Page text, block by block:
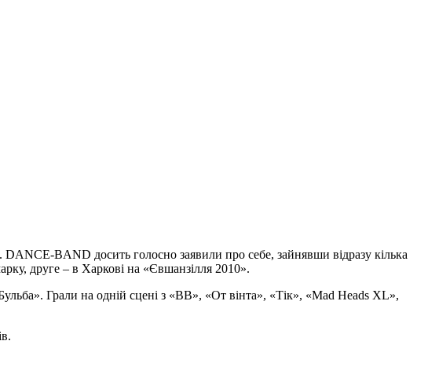
DANCE-BAND досить голосно заявили про себе, зайнявши відразу кілька
друге – в Харкові на «Євшанзілля 2010».
Грали на одній сцені з «ВВ», «От вінта», «Тік», «Mad Heads XL»,